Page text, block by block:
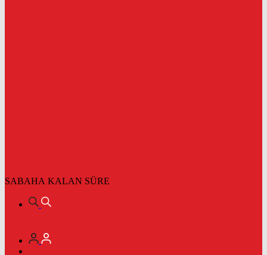
SABAHA KALAN SÜRE